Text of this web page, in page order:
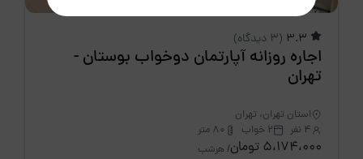
(3 دیدگاه)
اجاره روزانه آپارتمان دوخواب بوستان -
تهران
استان تهران، تهران
4 نفر
2 خواب 80 متر
5،174،000 تومان / هرشب